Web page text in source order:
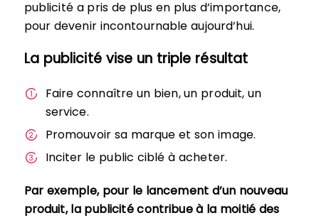
publicité a pris de plus en plus d’importance,
pour devenir incontournable aujourd’hui.
La publicité vise un triple résultat
Faire connaître un bien, un produit, un
service.
Promouvoir sa marque et son image.
Inciter le public ciblé à acheter.
Par exemple, pour le lancement d’un nouveau
produit, la publicité contribue à la moitié des